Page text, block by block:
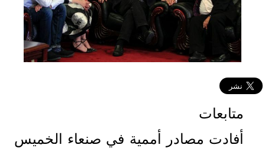
متابعات
أفادت مصادر أممية في صنعاء الخميس